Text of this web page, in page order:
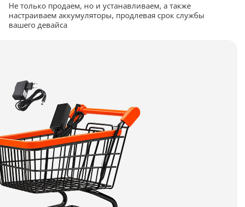
Не только продаем, но и устанавливаем, а также
настраиваем аккумуляторы, продлевая срок службы
вашего девайса